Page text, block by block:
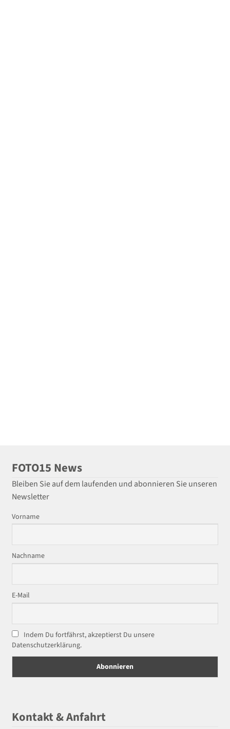
FOTO15 News
Bleiben Sie auf dem laufenden und abonnieren Sie unseren
Newsletter
Vorname
Nachname
E-Mail
Indem Du fortfährst, akzeptierst Du unsere
Datenschutzerklärung.
Kontakt & Anfahrt